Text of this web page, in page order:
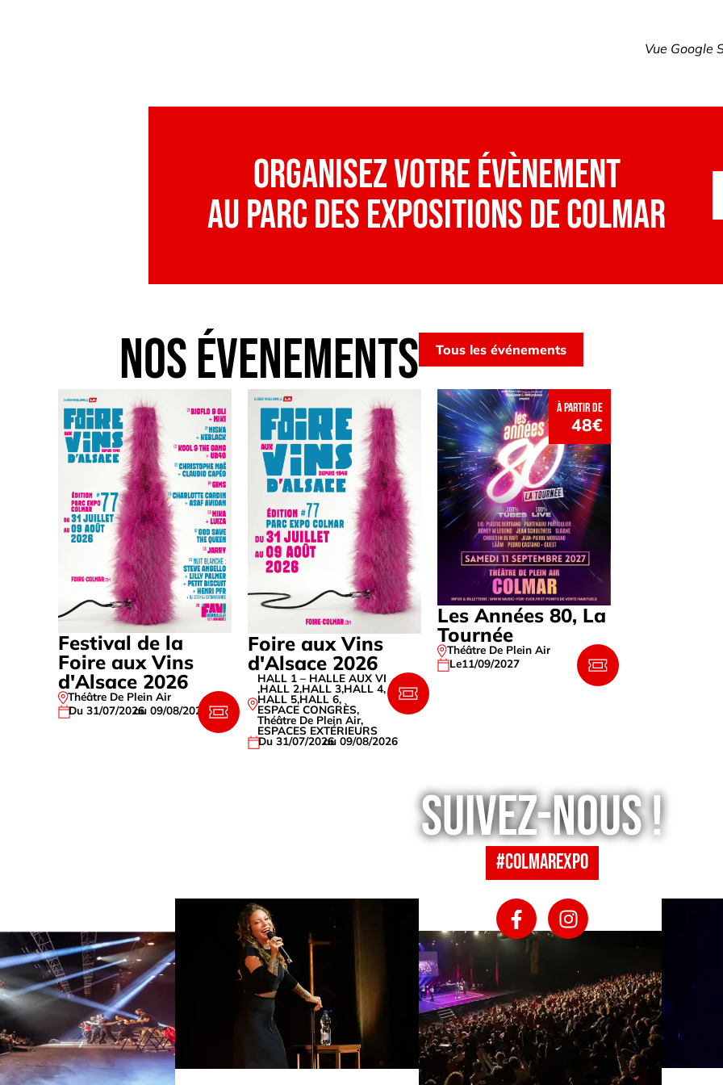
Vue Google
Organisez votre évènement
au Parc des Expositions de Colmar
Nos évenements Tous les événements
Festival de la
Foire aux Vins
d'Alsace 2026
Théâtre De Plein Air
Du 31/07/2026au 09/08/2026
Foire aux Vins
d'Alsace 2026
HALL 1 – HALLE AUX VINS
,HALL 2,HALL 3,HALL 4,
HALL 5,HALL 6,
ESPACE CONGRÈS,
Théâtre De Plein Air,
ESPACES EXTÉRIEURS
Du 31/07/2026au 09/08/2026
à partir de
48€
Les Années 80, La
Tournée
Théâtre De Plein Air
Le11/09/2027
Suivez-nous !
#colmarexpo